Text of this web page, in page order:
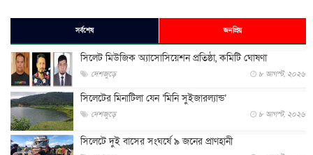
সর্বশেষ জনপ্রিয়
সিলেট মিউজিক অ্যাসোসিয়েশন প্রতিষ্ঠা, কমিটি ঘোষণা
দেশজুড়ে ৮ আগস্ট, ২০২৬
সিলেটের মিনাটিলা যেন ‘মিনি সুইজারল্যান্ড’
দেশজুড়ে ৮ আগস্ট, ২০২৬
সিলেটে দুই বাসের সংঘর্ষে ৯ জনের প্রাণহানী